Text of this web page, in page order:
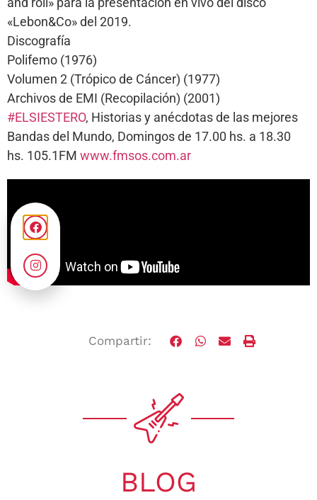
«Lebon&Co» del 2019.
Discografía
Polifemo (1976)
Volumen 2 (Trópico de Cáncer) (1977)
Archivos de EMI (Recopilación) (2001)
#ELSIESTERO, Historias y anécdotas de las mejores
Bandas del Mundo, Domingos de 17.00 hs. a 18.30
hs. 105.1FM www.fmsos.com.ar
Compartir:
BLOG